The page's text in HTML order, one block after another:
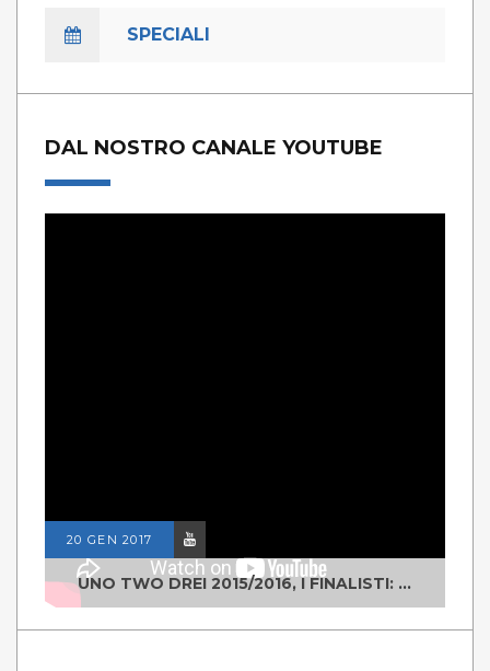
SPECIALI
DAL NOSTRO CANALE YOUTUBE
20 GEN 2017
UNO TWO DREI 2015/2016, I FINALISTI: CLASSE IV ALS ISTITUTO "DEGASPERI" BORGO VALSUGANA